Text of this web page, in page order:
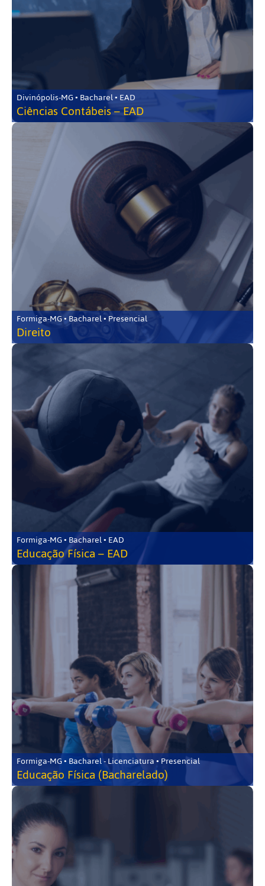
Divinópolis-MG • Bacharel • EAD
Ciências Contábeis – EAD
Formiga-MG • Bacharel • Presencial
Direito
Formiga-MG • Bacharel • EAD
Educação Física – EAD
Formiga-MG • Bacharel - Licenciatura • Presencial
Educação Física (Bacharelado)